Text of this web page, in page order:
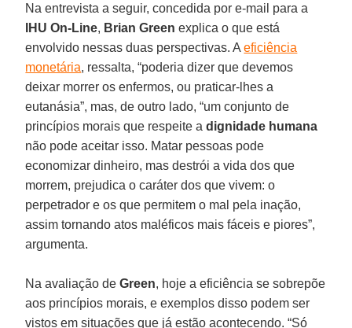
Na entrevista a seguir, concedida por e-mail para a
IHU On-Line, Brian Green explica o que está
envolvido nessas duas perspectivas. Aeficiência
monetária, ressalta, “poderia dizer que devemos
deixar morrer os enfermos, ou praticar-lhes a
eutanásia”, mas, de outro lado, “um conjunto de
princípios morais que respeite adignidade humana
não pode aceitar isso. Matar pessoas pode
economizar dinheiro, mas destrói a vida dos que
morrem, prejudica o caráter dos que vivem: o
perpetrador e os que permitem o mal pela inação,
assim tornando atos maléficos mais fáceis e piores”,
argumenta.
Na avaliação deGreen, hoje a eficiência se sobrepõe
aos princípios morais, e exemplos disso podem ser
vistos em situações que já estão acontecendo. “Só